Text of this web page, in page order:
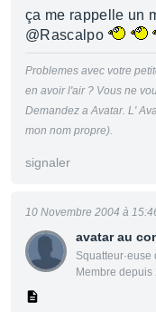
ça me rappelle un
@Rascalpo
Problemes avec votre
en avoir l'air ? Vous ne
Demandez a Avatar. L'
mon nom propre).
signaler
avatar au
Squatteur·euse
Membre depuis
10 Novembre 2004 à